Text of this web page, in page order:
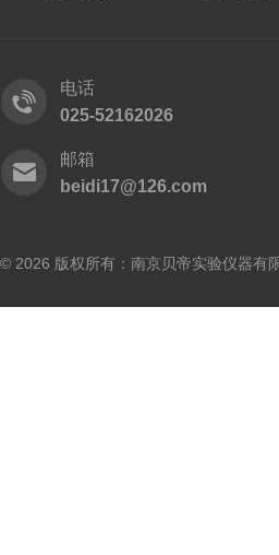
电话
025-52162026
邮箱
beidi17@126.com
© 2026 版权所有：南京贝帝实验仪器有